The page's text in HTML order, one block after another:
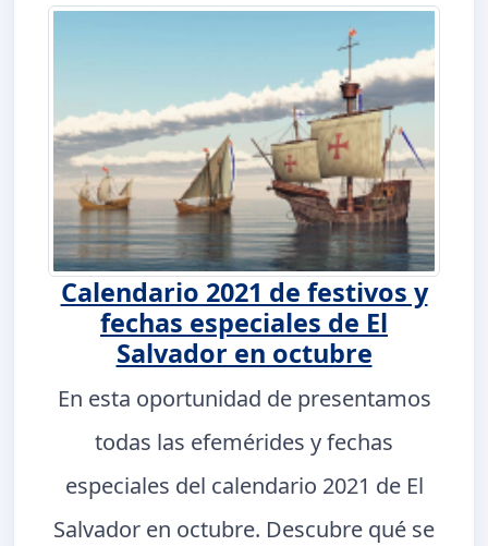
Calendario 2021 de festivos y
fechas especiales de El
Salvador en octubre
En esta oportunidad de presentamos
todas las efemérides y fechas
especiales del calendario 2021 de El
Salvador en octubre. Descubre qué se